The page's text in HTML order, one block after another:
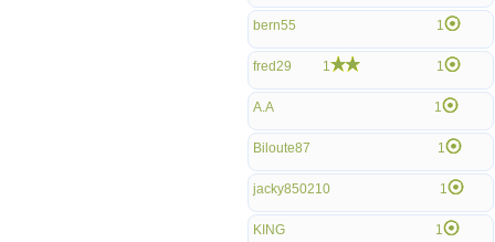
bern55 1
fred29 1 1
A.A 1
Biloute87 1
jacky850210 1
KING 1